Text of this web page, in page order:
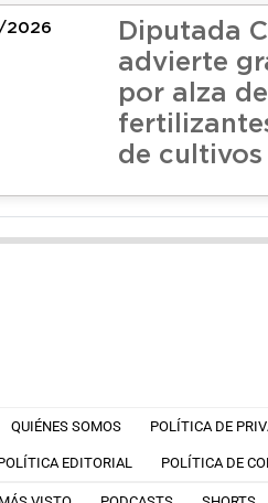
Diputada
advierte
por alza de
de cultivos
QUIÉNES SOMOS POLÍTICA DE
EDITORIAL POLÍTICA DE